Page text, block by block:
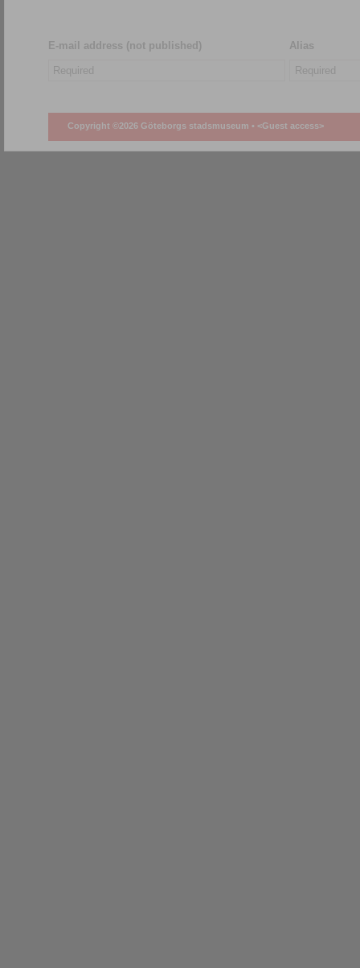
E-mail address (not published) Alias
Copyright ©2026 Göteborgs stadsmuseum • <Guest access>